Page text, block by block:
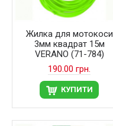
Жилка для мотокоси
3мм квадрат 15м
VERANO (71-784)
190.00 грн.
КУПИТИ